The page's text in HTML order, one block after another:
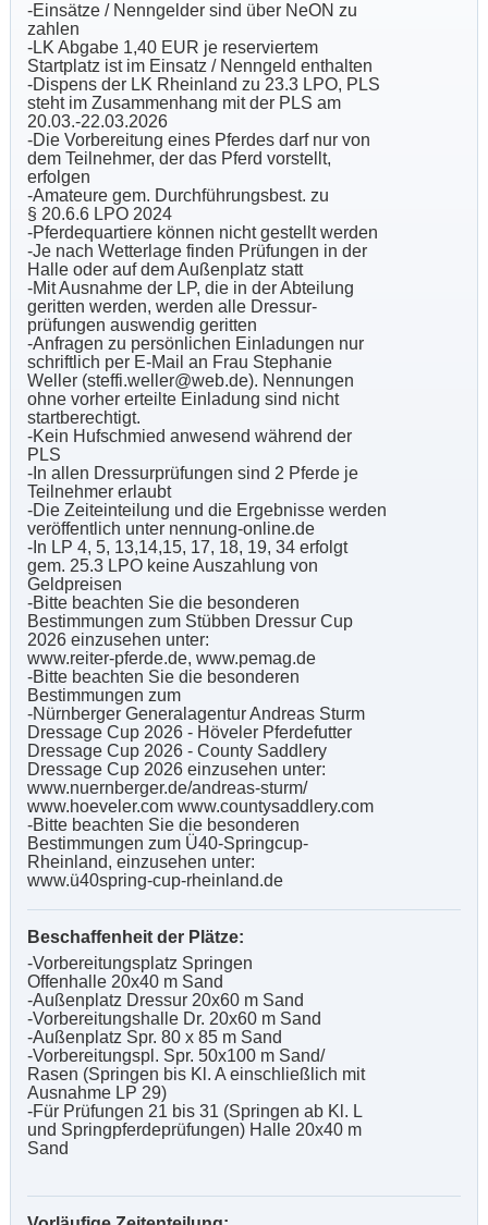
-Einsätze / Nenngelder sind über NeON zu
zahlen
-LK Abgabe 1,40 EUR je reserviertem
Startplatz ist im Einsatz / Nenngeld enthalten
-Dispens der LK Rheinland zu 23.3 LPO, PLS
steht im Zusammenhang mit der PLS am
20.03.-22.03.2026
-Die Vorbereitung eines Pferdes darf nur von
dem Teilnehmer, der das Pferd vorstellt,
erfolgen
-Amateure gem. Durchführungsbest. zu
§ 20.6.6 LPO 2024
-Pferdequartiere können nicht gestellt werden
-Je nach Wetterlage finden Prüfungen in der
Halle oder auf dem Außenplatz statt
-Mit Ausnahme der LP, die in der Abteilung
geritten werden, werden alle Dressur-
prüfungen auswendig geritten
-Anfragen zu persönlichen Einladungen nur
schriftlich per E-Mail an Frau Stephanie
Weller (steffi.weller@web.de). Nennungen
ohne vorher erteilte Einladung sind nicht
startberechtigt.
-Kein Hufschmied anwesend während der
PLS
-In allen Dressurprüfungen sind 2 Pferde je
Teilnehmer erlaubt
-Die Zeiteinteilung und die Ergebnisse werden
veröffentlich unter nennung-online.de
-In LP 4, 5, 13,14,15, 17, 18, 19, 34 erfolgt
gem. 25.3 LPO keine Auszahlung von
Geldpreisen
-Bitte beachten Sie die besonderen
Bestimmungen zum Stübben Dressur Cup
2026 einzusehen unter:
www.reiter-pferde.de, www.pemag.de
-Bitte beachten Sie die besonderen
Bestimmungen zum
-Nürnberger Generalagentur Andreas Sturm
Dressage Cup 2026 - Höveler Pferdefutter
Dressage Cup 2026 - County Saddlery
Dressage Cup 2026 einzusehen unter:
www.nuernberger.de/andreas-sturm/
www.hoeveler.com www.countysaddlery.com
-Bitte beachten Sie die besonderen
Bestimmungen zum Ü40-Springcup-
Rheinland, einzusehen unter:
www.ü40spring-cup-rheinland.de
Beschaffenheit der Plätze:
-Vorbereitungsplatz Springen
Offenhalle 20x40 m Sand
-Außenplatz Dressur 20x60 m Sand
-Vorbereitungshalle Dr. 20x60 m Sand
-Außenplatz Spr. 80 x 85 m Sand
-Vorbereitungspl. Spr. 50x100 m Sand/
Rasen (Springen bis Kl. A einschließlich mit
Ausnahme LP 29)
-Für Prüfungen 21 bis 31 (Springen ab Kl. L
und Springpferdeprüfungen) Halle 20x40 m
Sand